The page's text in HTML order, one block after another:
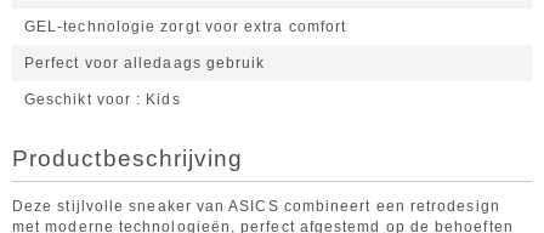
GEL-technologie zorgt voor extra comfort
Perfect voor alledaags gebruik
Geschikt voor Kids
Productbeschrijving
Deze stijlvolle sneaker van ASICS combineert een retrodesign
met moderne technologieën, perfect afgestemd op de behoeften